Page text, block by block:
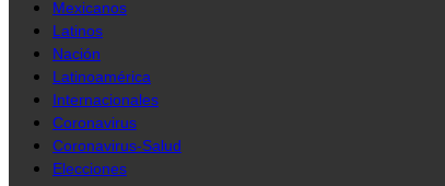
Mexicanos
Latinos
Nación
Latinoamérica
Internacionales
Coronavirus
Coronavirus-Salud
Elecciones